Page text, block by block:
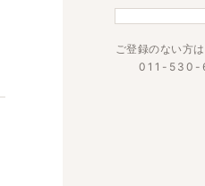
ご登録のない方
011-530-